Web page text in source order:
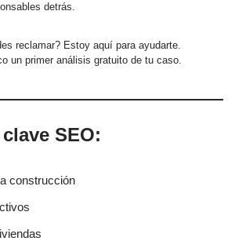
detrás.
reclamar? Estoy aquí para ayudarte.
un primer análisis gratuito de tu caso.
SEO:
construcción